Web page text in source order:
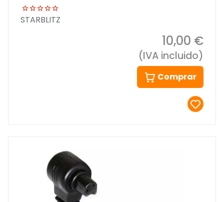
STARBLITZ
10,00 €
(IVA incluido)
Comprar